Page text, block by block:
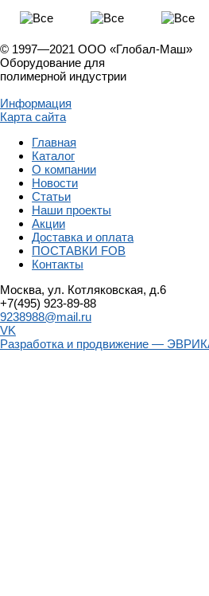
© 1997—2021 ООО «Глобал-Маш»
Оборудование для
полимерной индустрии
Информация
Карта сайта
Главная
Каталог
О компании
Новости
Статьи
Наши проекты
Акции
Доставка и оплата
ПОСТАВКИ FOB
Контакты
Москва, ул. Котляковская, д.6
+7(495) 923-89-88
9238988@mail.ru
VK
Разработка и продвижение —